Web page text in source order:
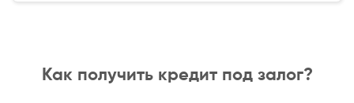
Как получить кредит под залог?